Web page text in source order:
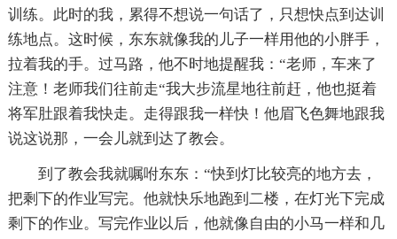
训练。此时的我，累得不想说一句话了，只想快点到达训
练地点。这时候，东东就像我的儿子一样用他的小胖手，
拉着我的手。过马路，他不时地提醒我：“老师，车来了
注意！老师我们往前走“我大步流星地往前赶，他也挺着
将军肚跟着我快走。走得跟我一样快！他眉飞色舞地跟我
说这说那，一会儿就到达了教会。
到了教会我就嘱咐东东：“快到灯比较亮的地方去，
把剩下的作业写完。他就快乐地跑到二楼，在灯光下完成
剩下的作业。写完作业以后，他就像自由的小马一样和几